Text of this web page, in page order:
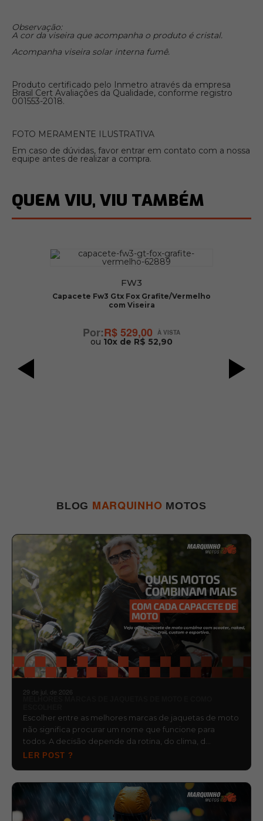
Observação:
A cor da viseira que acompanha o produto é cristal.
Acompanha viseira solar interna fumê.
Produto certificado pelo Inmetro através da empresa
Brasil Cert Avaliações da Qualidade, conforme registro
001553-2018.
FOTO MERAMENTE ILUSTRATIVA
Em caso de dúvidas, favor entrar em contato com a nossa
equipe antes de realizar a compra.
QUEM VIU, VIU TAMBÉM
FW3
Capacete Fw3 Gtx Fox Grafite/Vermelho
com Viseira
R$ 529,00
ou 10x de R$ 52,90
BLOG MARQUINHO MOTOS
29 de jul. de 2026
Escolher entre as melhores marcas de jaquetas de moto
não significa procurar um nome que funcione para
todos. A decisão depende da rotina, do clima, d…
LER POST ?